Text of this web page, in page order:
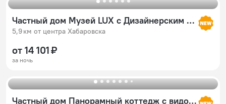
Частный дом Музей LUX с Дизайнерским ремонтом
5,9 км от центра Хабаровска
от 14 101 ₽
за ночь
Частный дом Панорамный коттедж с видом на озеро